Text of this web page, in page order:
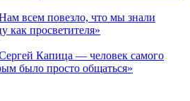
всем повезло, что мы знали
как просветителя»
Капица — человек самого
было просто общаться»